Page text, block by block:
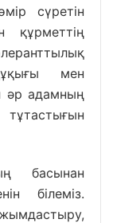
сүретін
құрметтің
мен
әр адамның
басынан
білеміз.